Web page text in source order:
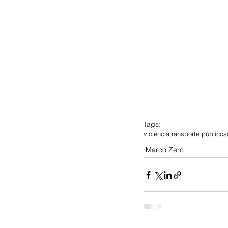
Tags:
violênciatransporte público
Marco Zero